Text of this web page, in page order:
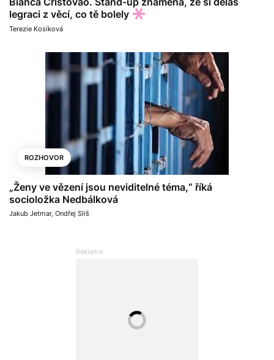
legraci z věcí, co tě bolely
Terezie Kosíková
ROZHOVOR
„Ženy ve vězení jsou neviditelné téma,“ říká
socioložka Nedbálková
Jakub Jetmar, Ondřej Sliš